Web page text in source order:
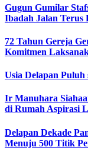
Gugun Gumilar
Ibadah Jalan Terus
72 Tahun Gereja
Komitmen
Usia Delapan
Ir Manuhara
di Rumah Aspirasi
Delapan Dekade
Menuju 500 Titik